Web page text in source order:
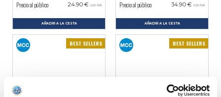
Precio al público 24.90 € con IVA
AÑADIR A LA CESTA
Precio al público 34.90 € con IVA
AÑADIR A LA CESTA
BEST SELLERS BEST SELLERS